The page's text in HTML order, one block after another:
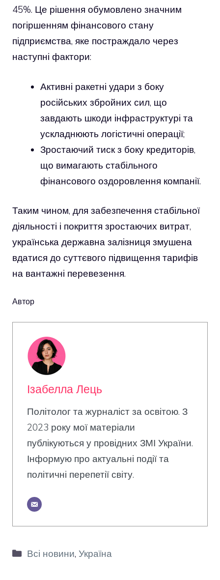
45%. Це рішення обумовлено значним
погіршенням фінансового стану
підприємства, яке постраждало через
наступні фактори:
Активні ракетні удари з боку
російських збройних сил, що
завдають шкоди інфраструктурі та
ускладнюють логістичні операції;
Зростаючий тиск з боку кредиторів,
що вимагають стабільного
фінансового оздоровлення компанії.
Таким чином, для забезпечення стабільної
діяльності і покриття зростаючих витрат,
українська державна залізниця змушена
вдатися до суттєвого підвищення тарифів
на вантажні перевезення.
Автор
Ізабелла Лець
Політолог та журналіст за освітою. З
2023 року мої матеріали
публікуються у провідних ЗМІ України.
Інформую про актуальні події та
політичні перепетії світу.
Категорії
Всі новини,Україна